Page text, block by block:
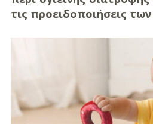
Διατροφής
Υγεία – Ψυχολογία
τις προειδοποιήσεις